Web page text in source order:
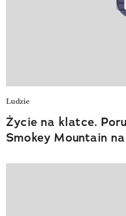
Ludzie
Życie na klatce.
Smokey Mountain